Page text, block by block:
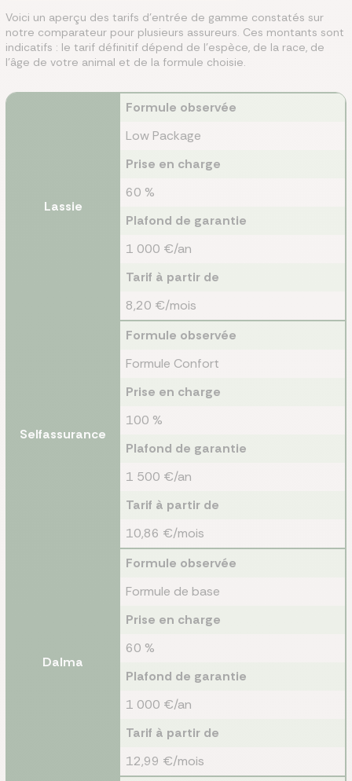
Voici un aperçu des tarifs d'entrée de gamme constatés sur
notre comparateur pour plusieurs assureurs. Ces montants sont
indicatifs : le tarif définitif dépend de l'espèce, de la race, de
l'âge de votre animal et de la formule choisie.
Lassie
Formule observée
Low Package
Prise en charge
60 %
Plafond de garantie
1 000 €/an
Tarif à partir de
8,20 €/mois
Selfassurance
Formule observée
Formule Confort
Prise en charge
100 %
Plafond de garantie
1 500 €/an
Tarif à partir de
10,86 €/mois
Dalma
Formule observée
Formule de base
Prise en charge
60 %
Plafond de garantie
1 000 €/an
Tarif à partir de
12,99 €/mois